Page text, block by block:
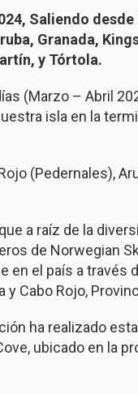
Saliendo
Granada,
y Tórtola.
(Marzo – Abril
isla en la
(Pedernales),
a raíz de la
de Norwegian
en el país a través
y Cabo Rojo,
ha realizado
ubicado en la